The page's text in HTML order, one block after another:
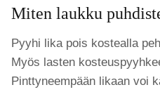
Miten laukku
Pyyhi lika pois kostealla
Myös lasten
Pinttyneempään likaan voi